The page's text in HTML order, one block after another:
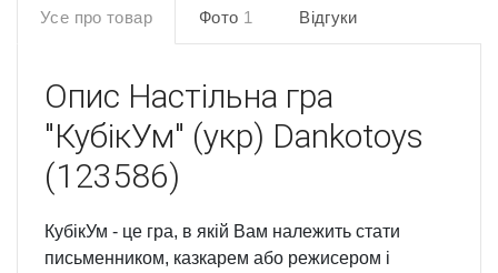
Усе про товар Фото 1 Відгуки
Опис Настільна гра
"КубікУм" (укр) Dankotoys
(123586)
КубікУм - це гра, в якій Вам належить стати
письменником, казкарем або режисером і